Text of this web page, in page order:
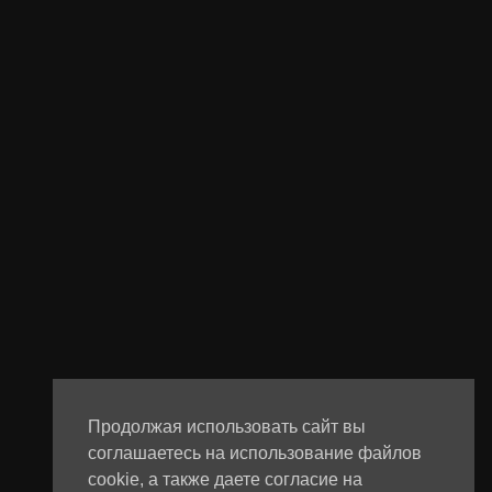
Продолжая использовать сайт вы
соглашаетесь на использование файлов
cookie, а также даете согласие на